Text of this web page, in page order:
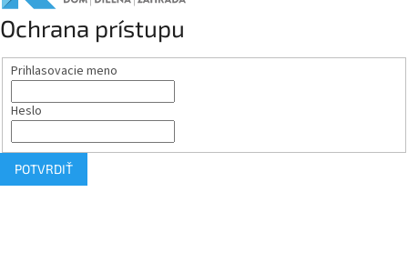
Ochrana prístupu
Prihlasovacie meno
Heslo
POTVRDIŤ